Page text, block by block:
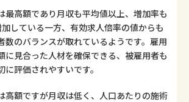
最高額であり月収も平均値以上、増加率も
している一方、有効求人倍率の値からも
数のバランスが取れているようです。雇用
に見合った人材を確保できる、被雇用者も
評価されやすいです。
高額ですが月収は低く、人口あたりの施術